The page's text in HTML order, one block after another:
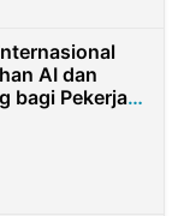
AI dan
bagi Pekerja
Taiwan